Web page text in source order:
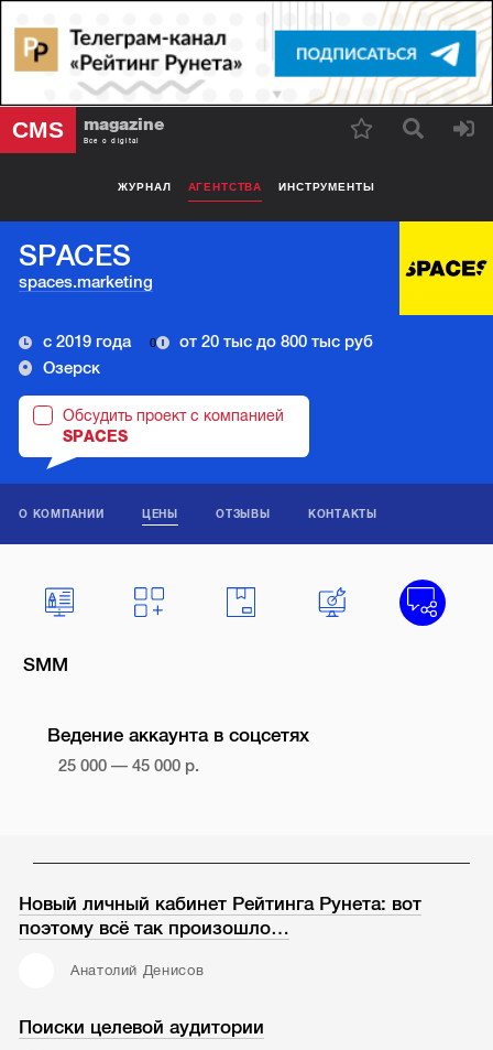
CMS magazine
Все о digital
ЖУРНАЛ АГЕНТСТВА ИНСТРУМЕНТЫ
SPACES
spaces.marketing
с 2019 года 0
от 20 тыс до 800 тыс руб
Озерск
Обсудить проект с компанией
SPACES
О КОМПАНИИ ЦЕНЫ ОТЗЫВЫ КОНТАКТЫ
SMM
Ведение аккаунта в соцсетях
25 000 — 45 000 р.
Новый личный кабинет Рейтинга Рунета: вот
поэтому всё так произошло…
Анатолий Денисов
Поиски целевой аудитории